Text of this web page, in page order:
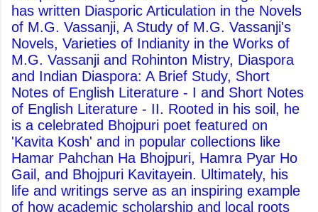
has written Diasporic Articulation in the Novels
of M.G. Vassanji, A Study of M.G. Vassanji's
Novels, Varieties of Indianity in the Works of
M.G. Vassanji and Rohinton Mistry, Diaspora
and Indian Diaspora: A Brief Study, Short
Notes of English Literature - I and Short Notes
of English Literature - II. Rooted in his soil, he
is a celebrated Bhojpuri poet featured on
'Kavita Kosh' and in popular collections like
Hamar Pahchan Ha Bhojpuri, Hamra Pyar Ho
Gail, and Bhojpuri Kavitayein. Ultimately, his
life and writings serve as an inspiring example
of how academic scholarship and local roots